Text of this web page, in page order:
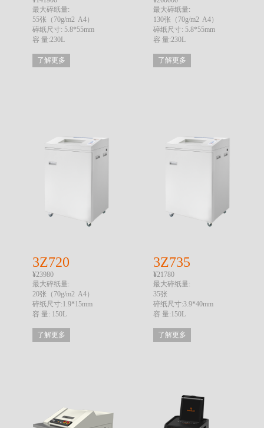
最大碎纸量:
55张（70g/m2 A4）
碎纸尺寸: 5.8*55mm
容 量:230L
了解更多
最大碎纸量:
130张（70g/m2 A4）
碎纸尺寸: 5.8*55mm
容 量:230L
了解更多
3Z720
¥23980
最大碎纸量:
20张（70g/m2 A4）
碎纸尺寸:1.9*15mm
容 量: 150L
了解更多
3Z735
¥21780
最大碎纸量:
35张
碎纸尺寸:3.9*40mm
容 量:150L
了解更多